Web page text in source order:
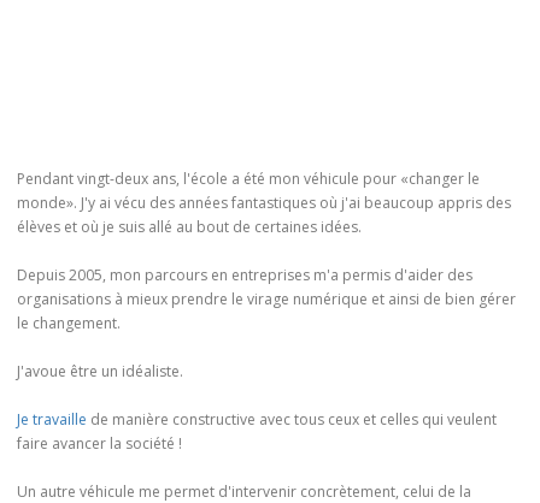
Pendant vingt-deux ans, l'école a été mon véhicule pour «changer le
monde». J'y ai vécu des années fantastiques où j'ai beaucoup appris des
élèves et où je suis allé au bout de certaines idées.
Depuis 2005, mon parcours en entreprises m'a permis d'aider des
organisations à mieux prendre le virage numérique et ainsi de bien gérer
le changement.
J'avoue être un idéaliste.
Je travaille de manière constructive avec tous ceux et celles qui veulent
faire avancer la société !
Un autre véhicule me permet d'intervenir concrètement, celui de la